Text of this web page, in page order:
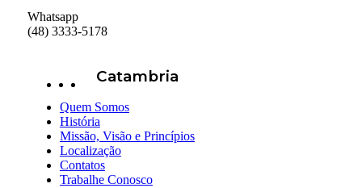
Whatsapp
(48) 3333-5178
Catambria
Quem Somos
História
Missão, Visão e Princípios
Localização
Contatos
Trabalhe Conosco